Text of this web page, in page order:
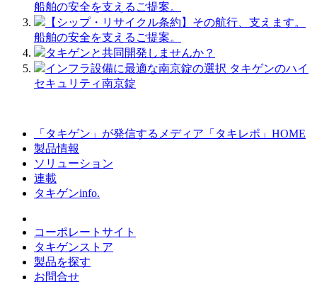
船舶の安全を支えるご提案。
【シップ・リサイクル条約】その航行、支えます。
船舶の安全を支えるご提案。
タキゲンと共同開発しませんか？
インフラ設備に最適な南京錠の選択 タキゲンのハイ
セキュリティ南京錠
「タキゲン」が発信するメディア「タキレポ」HOME
製品情報
ソリューション
連載
タキゲンinfo.
コーポレートサイト
タキゲンストア
製品を探す
お問合せ